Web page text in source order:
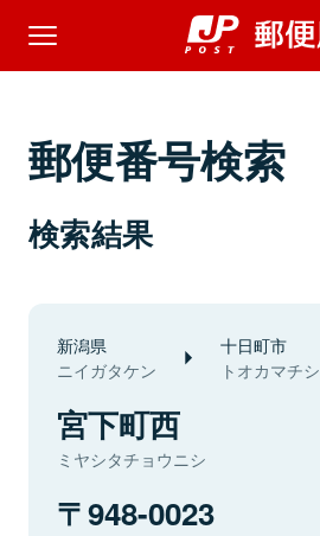
郵便番号検索
検索結果
新潟県
ニイガタケン
十日町市
トオカマチシ
宮下町西
ミヤシタチョウニシ
948-0023